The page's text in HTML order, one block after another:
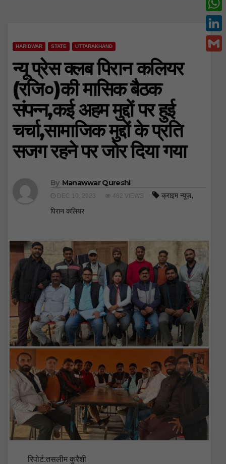
HARIDWAR STATE UTTARAKHAND
न्यू प्रेस क्लब पिरान कलियर
(रजि०)की मासिक बैठक
संपन्न,कई अहम मुद्दों पर हुई
चर्चा,सामाजिक मुद्दों के प्रति
सजग रहने पर जोर दिया गया
By Manawwar Qureshi
DEC 10, 2023 462 VIEWS क्राइम न्यूज़,
पिरान कलियर
रिपोर्ट:तसलीम कुरैशी
c
e
w
i
W
h
a
L